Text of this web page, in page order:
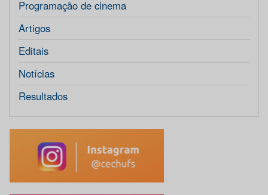
Programação de cinema
Artigos
Editais
Notícias
Resultados